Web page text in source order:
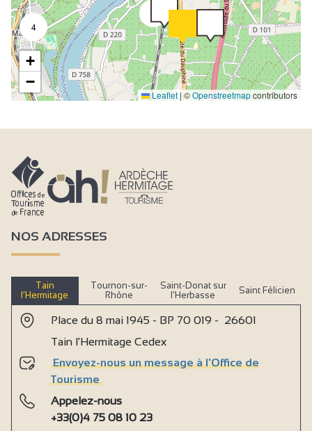
4
+
−
Leaflet | ©Openstreetmapcontributors
NOS ADRESSES
Tain
l’Hermitage
Tournon-sur-
Rhône
Saint-Donat sur
l’Herbasse
Saint Félicien
Place du 8 mai 1945 - BP 70 019 - 26601
Tain l'Hermitage Cedex
Envoyez-nous un message à l'Office de
Tourisme
Appelez-nous
+33(0)4 75 08 10 23